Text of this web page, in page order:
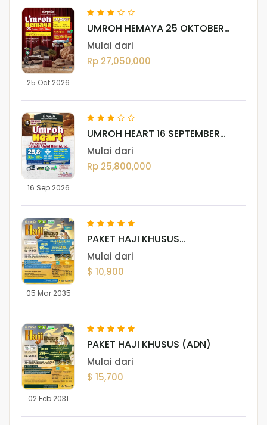
25 Oct 2026
UMROH HEMAYA 25 OKTOBER
2026
Mulai dari
Rp 27,050,000
16 Sep 2026
UMROH HEART 16 SEPTEMBER
2026
Mulai dari
Rp 25,800,000
05 Mar 2035
PAKET HAJI KHUSUS
(DARUSSALAM)
Mulai dari
$ 10,900
02 Feb 2031
PAKET HAJI KHUSUS (ADN)
Mulai dari
$ 15,700